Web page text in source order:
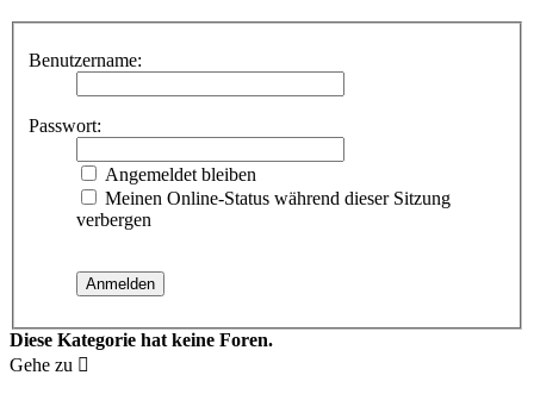
Benutzername:
Passwort:
Angemeldet bleiben
Meinen Online-Status während dieser Sitzung
verbergen
Diese Kategorie hat keine Foren.
Gehe zu